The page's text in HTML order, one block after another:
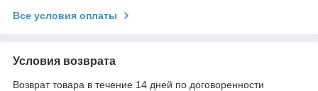
Все условия оплаты
Условия возврата
Возврат товара в течение 14 дней по договоренности